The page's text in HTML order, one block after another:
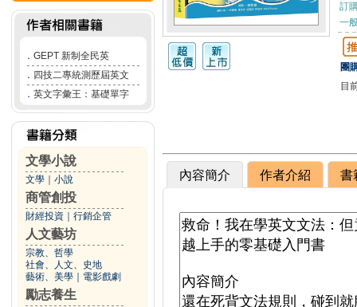
． GEPT 新制全民英
． 四技二專統測歷屆英文
． 英文字彙王：基礎單字
文學小說
文學 小說
商管創投
財經投資 行銷企管
人文藝坊
宗教、哲學
社會、人文、史地
藝術、美學
電影戲劇
勵志養生
訂
一
團
目
內容簡介 作者介紹 書